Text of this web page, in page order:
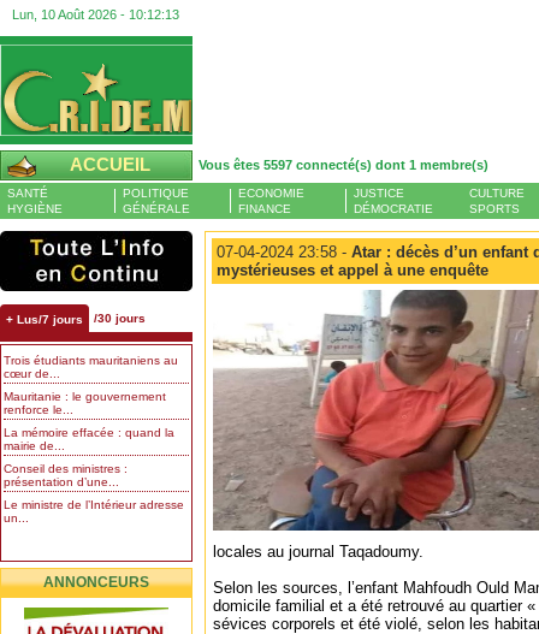
Lun, 10 Août 2026 - 10:12:14
ACCUEIL Vous êtes 5597 connecté(s) dont 1 membre(s)
SANTÉ
HYGIÈNE
POLITIQUE
GÉNÉRALE
ECONOMIE
FINANCE
JUSTICE
DÉMOCRATIE
CULTURE
SPORTS
+ Lus/7 jours /30 jours
Trois étudiants mauritaniens au
cœur de...
Mauritanie : le gouvernement
renforce le...
La mémoire effacée : quand la
mairie de...
Conseil des ministres :
présentation d’une...
Le ministre de l’Intérieur adresse
un...
ANNONCEURS
07-04-2024 23:58 - Atar : décès d’un enfant
mystérieuses et appel à une enquête
locales au journal Taqadoumy.
Selon les sources, l’enfant Mahfoudh Ould
domicile familial et a été retrouvé au quartier
sévices corporels et été violé, selon les